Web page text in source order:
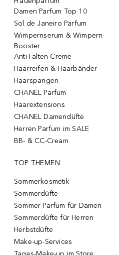
Damen Parfum Top 10
Sol de Janeiro Parfum
Wimpernserum & Wimpern-
Booster
Anti-Falten Creme
Haarreifen & Haarbänder
Haarspangen
CHANEL Parfum
Haarextensions
CHANEL Damendüfte
Herren Parfum im SALE
BB- & CC-Cream
TOP THEMEN
Sommerkosmetik
Sommerdüfte
Sommer Parfum für Damen
Sommerdüfte für Herren
Herbstdüfte
Make-up-Services